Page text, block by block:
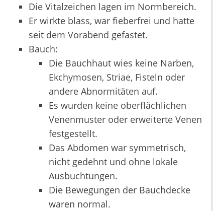
Die Vitalzeichen lagen im Normbereich.
Er wirkte blass, war fieberfrei und hatte
seit dem Vorabend gefastet.
Bauch:
Die Bauchhaut wies keine Narben,
Ekchymosen, Striae, Fisteln oder
andere Abnormitäten auf.
Es wurden keine oberflächlichen
Venenmuster oder erweiterte Venen
festgestellt.
Das Abdomen war symmetrisch,
nicht gedehnt und ohne lokale
Ausbuchtungen.
Die Bewegungen der Bauchdecke
waren normal.